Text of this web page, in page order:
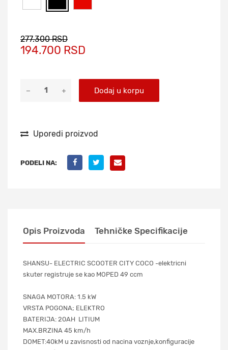
277.300 RSD
194.700 RSD
Dodaj u korpu
Uporedi proizvod
PODELI NA:
Opis Proizvoda Tehničke Specifikacije
SHANSU- ELECTRIC SCOOTER CITY COCO -elektricni
skuter registruje se kao MOPED 49 ccm
SNAGA MOTORA: 1.5 kW
VRSTA POGONA; ELEKTRO
BATERIJA: 20AH LITIUM
MAX.BRZINA 45 km/h
DOMET:40kM u zavisnosti od nacina voznje,konfiguracije